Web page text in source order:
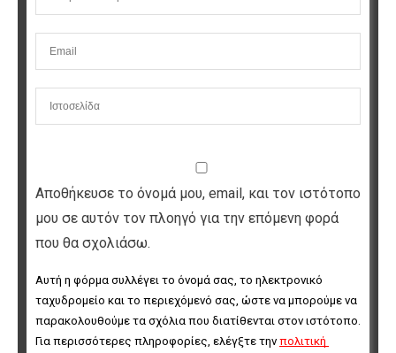
Αποθήκευσε το όνομά μου, email, και τον ιστότοπο
μου σε αυτόν τον πλοηγό για την επόμενη φορά
που θα σχολιάσω.
Αυτή η φόρμα συλλέγει το όνομά σας, το ηλεκτρονικό
ταχυδρομείο και το περιεχόμενό σας, ώστε να μπορούμε να
παρακολουθούμε τα σχόλια που διατίθενται στον ιστότοπο.
Για περισσότερες πληροφορίες, ελέγξτε την πολιτική